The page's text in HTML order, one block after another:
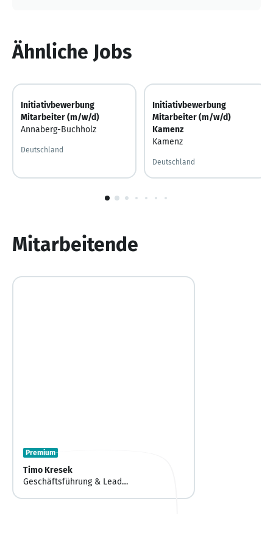
Ähnliche Jobs
Initiativbewerbung
Mitarbeiter (m/w/d)
Annaberg-Buchholz
Deutschland
Initiativbewerbung
Mitarbeiter (m/w/d)
Kamenz
Kamenz
Deutschland
1
Mitarbeitende
Premium
Timo Kresek
Geschäftsführung & Lead